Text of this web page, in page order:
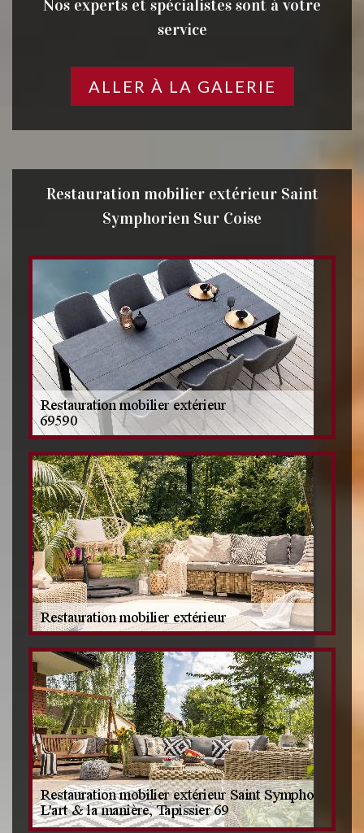
Nos experts et spécialistes sont à votre
service
ALLER À LA GALERIE
Restauration mobilier extérieur Saint
Symphorien Sur Coise